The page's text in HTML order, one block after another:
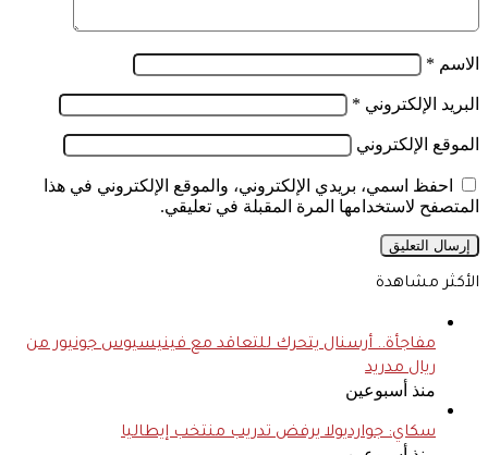
الاسم *
البريد الإلكتروني *
الموقع الإلكتروني
احفظ اسمي، بريدي الإلكتروني، والموقع الإلكتروني في هذا
المتصفح لاستخدامها المرة المقبلة في تعليقي.
الأكثر مشاهدة
مفاجأة.. أرسنال يتحرك للتعاقد مع فينيسيوس جونيور من
ريال مدريد
منذ أسبوعين
سكاي: جوارديولا يرفض تدريب منتخب إيطاليا